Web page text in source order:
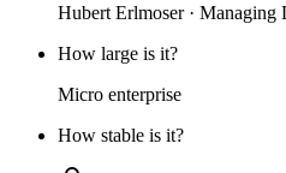
Hubert Erlmoser · Managing
How large is it?
Micro enterprise
How stable is it?